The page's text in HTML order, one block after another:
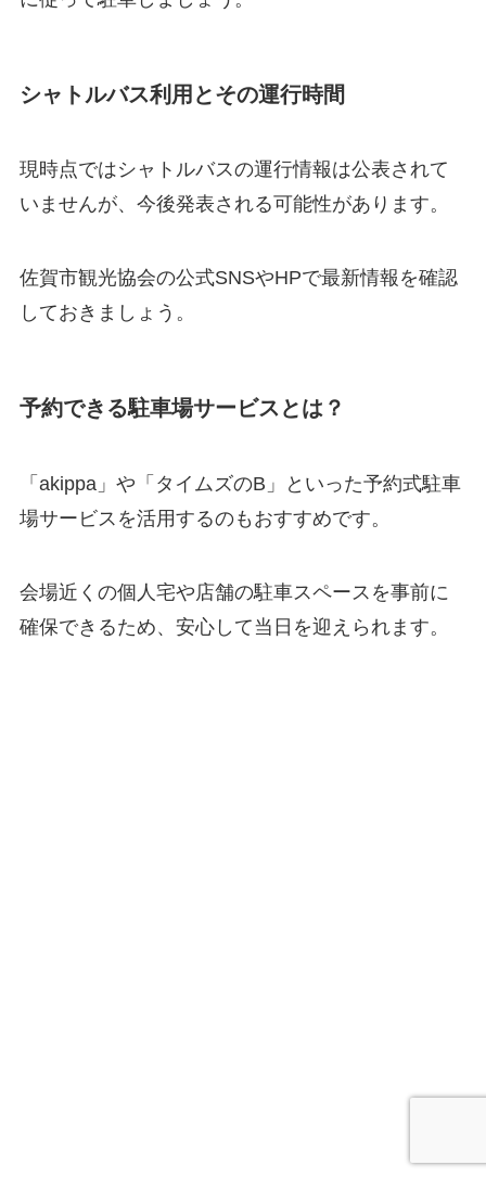
シャトルバス利用とその運行時間
現時点ではシャトルバスの運行情報は公表されて
いませんが、今後発表される可能性があります。
佐賀市観光協会の公式SNSやHPで最新情報を確認
しておきましょう。
予約できる駐車場サービスとは？
「akippa」や「タイムズのB」といった予約式駐車
場サービスを活用するのもおすすめです。
会場近くの個人宅や店舗の駐車スペースを事前に
確保できるため、安心して当日を迎えられます。